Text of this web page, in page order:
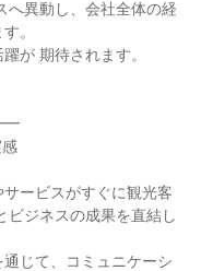
へ異動し、会社全体の経
。
が 期待されます。
ービスがすぐに観光客
ビジネスの成果を直結し
じて、コミュニケーシ